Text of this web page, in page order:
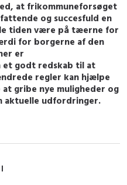
at frikommuneforsøget
og succesfuld en
tiden være på tæerne for
for borgerne af den
er
et godt redskab til at
regler kan hjælpe
gribe nye muligheder og
aktuelle udfordringer.